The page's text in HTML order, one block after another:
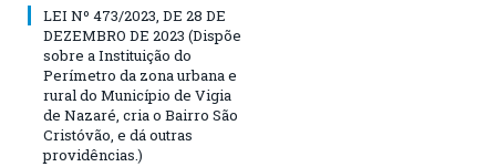
LEI Nº 473/2023, DE 28 DE
DEZEMBRO DE 2023 (Dispõe
sobre a Instituição do
Perímetro da zona urbana e
rural do Município de Vigia
de Nazaré, cria o Bairro São
Cristóvão, e dá outras
providências.)